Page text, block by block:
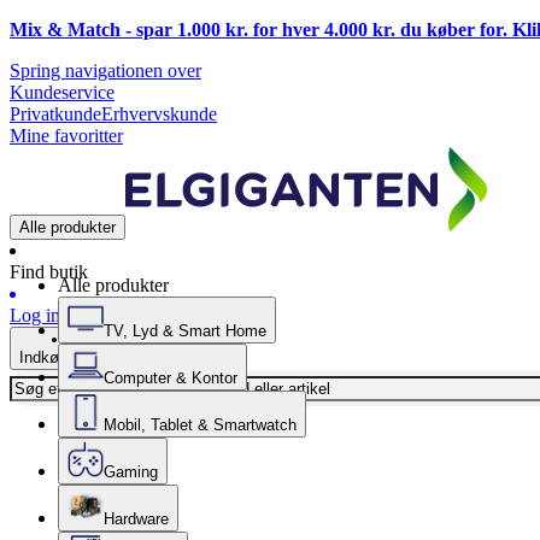
Mix & Match - spar 1.000 kr. for hver 4.000 kr. du køber for.
Spring navigationen over
Kundeservice
PrivatkundeErhvervskunde
Mine favoritter
Alle produkter
Find butik
Log ind
Indkøbskurv
Alle produkter
TV, Lyd & Smart Home
Computer & Kontor
Mobil, Tablet & Smartwatch
Gaming
Hardware